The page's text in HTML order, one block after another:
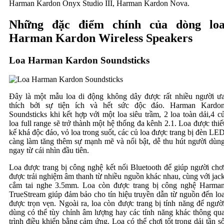
Harman Kardon Onyx Studio III, Harman Kardon Nova.
Những đặc điểm chính của dòng
Harman Kardon Wireless Speakers
Loa Harman Kardon Soundsticks
Đây là một mẫu loa di động không dây được rất nhiều người
thích bởi sự tiện ích và hết sức độc đáo. Harman
Soundsticks khi kết hợp với một loa siêu trầm, 2 loa toàn dải,4
loa full range sẽ trở thành một hệ thống đa kênh 2.1. Loa được
kế khá độc đáo, vỏ loa trong suốt, các củ loa được trang bị đèn
càng làm tăng thêm sự mạnh mẽ và nổi bật, dễ thu hút người
ngay từ cái nhìn đầu tiên.
Loa được trang bị công nghệ kết nối Bluetooth để giúp người
được trải nghiệm âm thanh từ nhiều nguồn khác nhau, cùng với
cắm tai nghe 3.5mm. Loa còn được trang bị công nghệ
TrueStream giúp đảm bảo cho tín hiệu truyền dẫn từ nguồn đến
được trọn vẹn. Ngoài ra, loa còn được trang bị tính năng để
dùng có thể tùy chỉnh âm lượng hay các tính năng khác thông
trình điều khiển bằng cảm ứng. Loa có thể chơi tốt trong dải tần